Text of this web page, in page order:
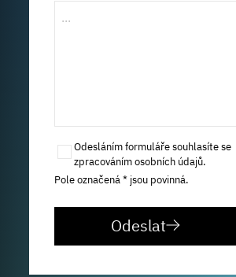
Odesláním formuláře souhlasíte se
zpracováním osobních údajů.
Pole označená * jsou povinná.
Odeslat